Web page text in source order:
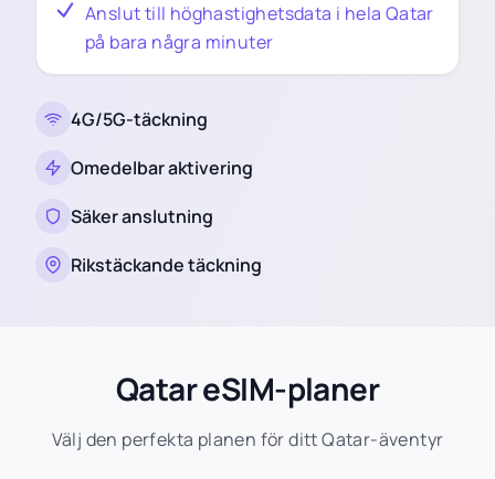
Anslut till höghastighetsdata i hela Qatar
på bara några minuter
4G/5G-täckning
Omedelbar aktivering
Säker anslutning
Rikstäckande täckning
Qatar eSIM-planer
Välj den perfekta planen för ditt Qatar-äventyr